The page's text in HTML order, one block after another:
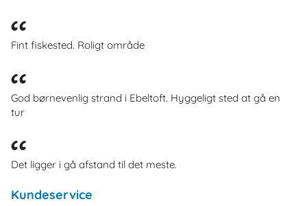
Fint fiskested. Roligt område
God børnevenlig strand i Ebeltoft. Hyggeligt sted at gå en
tur
Det ligger i gå afstand til det meste.
Kundeservice